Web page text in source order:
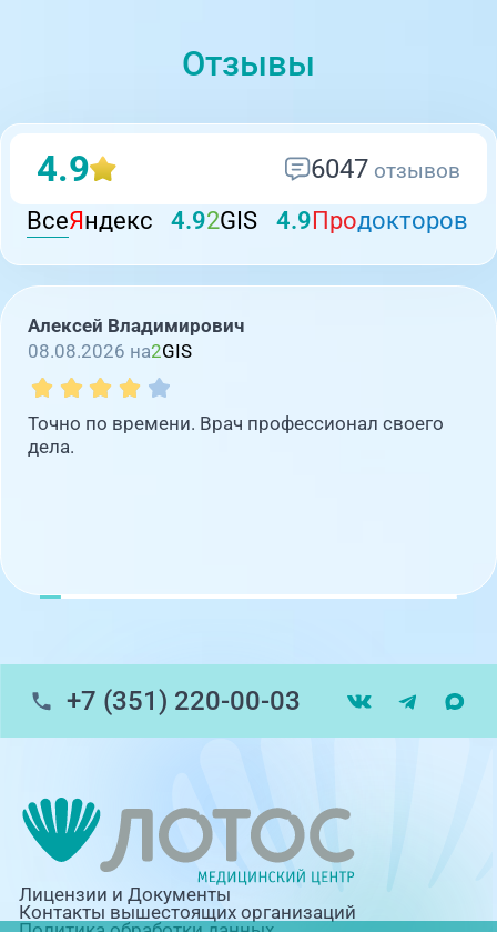
Отзывы
4.9 6047 отзывов
ВсеЯ ндекс 4.92GIS 4.9 Продокторов
Алексей Владимирович
08.08.2026 на2GIS
Точно по времени. Врач профессионал своего
дела.
+7 (351) 220-00-03
Лицензии и Документы
Контакты вышестоящих организаций